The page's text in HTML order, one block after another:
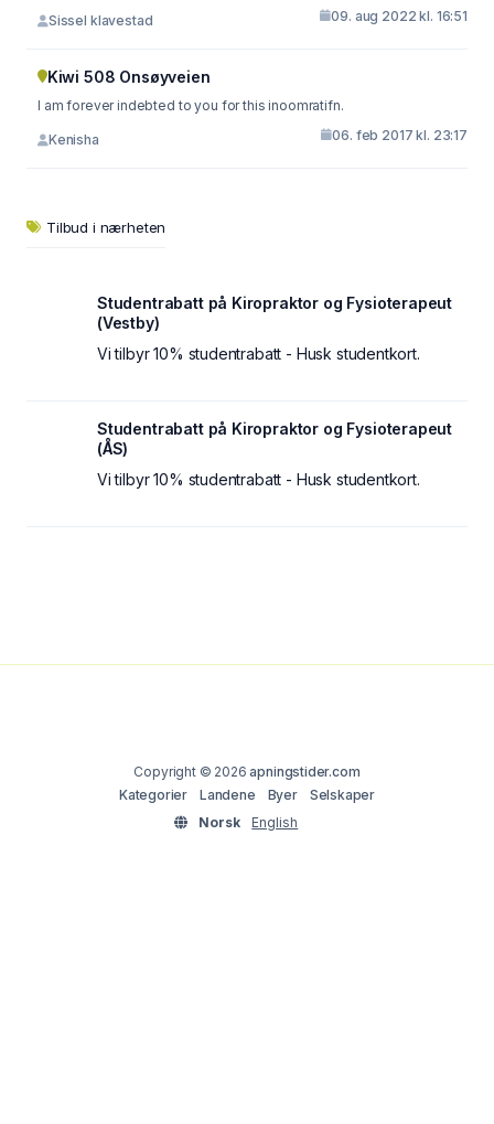
Sissel klavestad 09. aug 2022 kl. 16:51
Kiwi 508 Onsøyveien
I am forever indebted to you for this inoomratifn.
Kenisha 06. feb 2017 kl. 23:17
Tilbud i nærheten
Studentrabatt på Kiropraktor og Fysioterapeut
(Vestby)
Vi tilbyr 10% studentrabatt - Husk studentkort.
Studentrabatt på Kiropraktor og Fysioterapeut
(ÅS)
Vi tilbyr 10% studentrabatt - Husk studentkort.
Copyright © 2026apningstider.com
Kategorier
Landene Byer
Selskaper
Norsk
English